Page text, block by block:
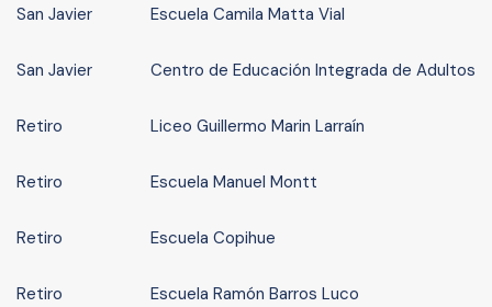
San Javier Escuela Camila Matta Vial
San Javier Centro de Educación Integrada de Adultos
Retiro Liceo Guillermo Marin Larraín
Retiro Escuela Manuel Montt
Retiro Escuela Copihue
Retiro Escuela Ramón Barros Luco